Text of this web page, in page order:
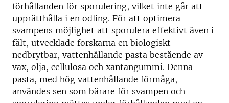
förhållanden för sporulering, vilket inte går att
upprätthålla i en odling. För att optimera
svampens möjlighet att sporulera effektivt även i
fält, utvecklade forskarna en biologiskt
nedbrytbar, vattenhållande pasta bestående av
vax, olja, cellulosa och xantangummi. Denna
pasta, med hög vattenhållande förmåga,
användes sen som bärare för svampen och